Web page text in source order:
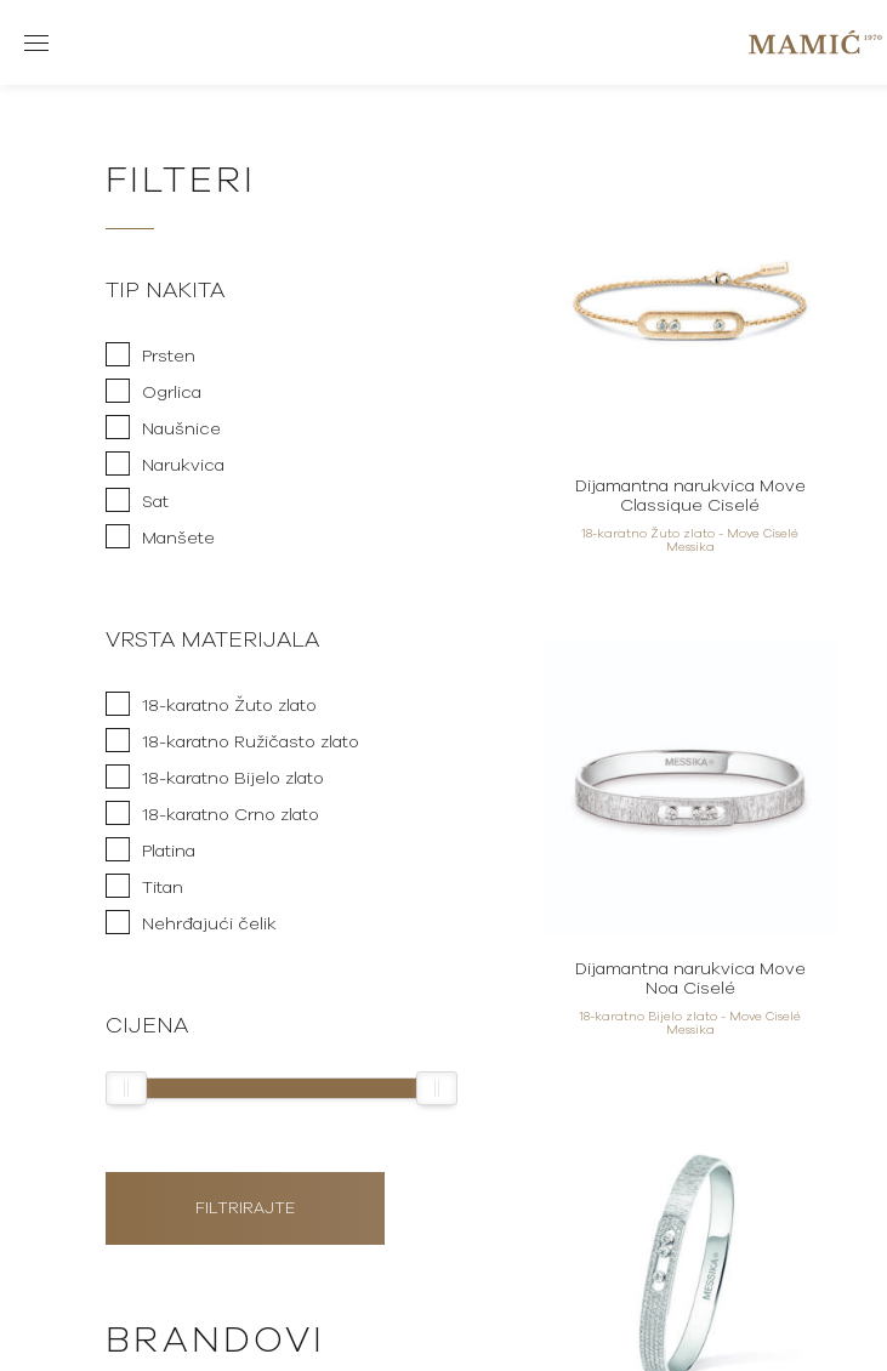
Dijamantna narukvica Move
Classique Ciselé
18-karatno Žuto zlato - Move Ciselé
Messika
Dijamantna narukvica Move
Noa Ciselé
18-karatno Bijelo zlato - Move Ciselé
Messika
FILTERI
TIP NAKITA
Prsten
Ogrlica
Naušnice
Narukvica
Sat
Manšete
VRSTA MATERIJALA
18-karatno Žuto zlato
18-karatno Ružičasto zlato
18-karatno Bijelo zlato
18-karatno Crno zlato
Platina
Titan
Nehrđajući čelik
CIJENA
FILTRIRAJTE
BRANDOVI